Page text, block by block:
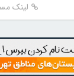
لینک